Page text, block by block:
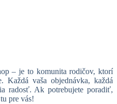
– je to komunita rodičov, ktorí
Každá vaša objednávka, každá
radosť. Ak potrebujete poradiť,
pre vás!